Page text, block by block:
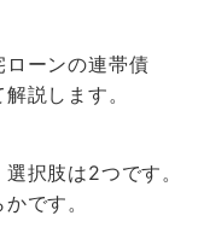
ローンの連帯債
説します。
択肢は2つです。
です。